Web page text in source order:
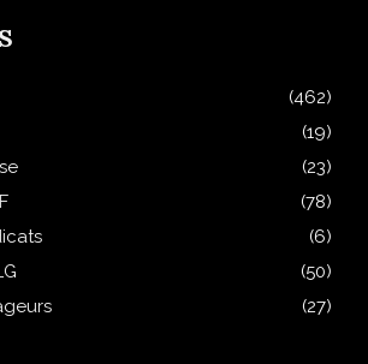
(462)
(19)
(23)
(78)
(6)
(50)
(27)